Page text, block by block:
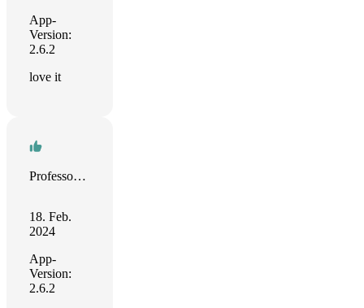
App-
Version:
2.6.2
love it
Professor Teplow
18. Feb.
2024
App-
Version:
2.6.2